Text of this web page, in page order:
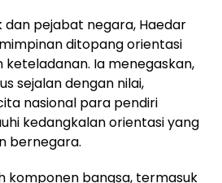
pejabat negara, Haedar
ditopang orientasi
Ia menegaskan,
sejalan dengan nilai,
nasional para pendiri
kedangkalan orientasi yang
bernegara.
komponen bangsa, termasuk